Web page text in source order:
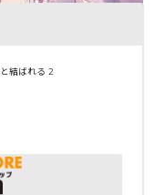
結ばれる 2